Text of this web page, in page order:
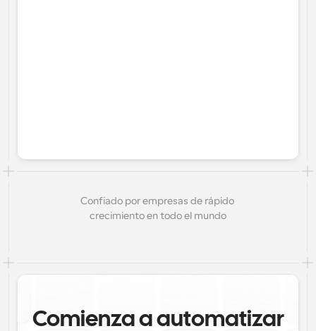
Confiado por empresas de rápido
crecimiento en todo el mundo
Comienza a automatizar